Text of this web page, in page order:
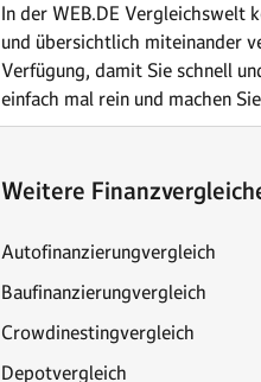
In der WEB.DE Vergleichswelt
und übersichtlich miteinander
Verfügung, damit Sie schnell
einfach mal rein und machen
Weitere
Autofinanzierungvergleich
Baufinanzierungvergleich
Crowdinestingvergleich
Depotvergleich